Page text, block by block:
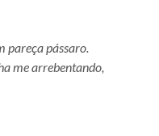
pareça pássaro.
me arrebentando,